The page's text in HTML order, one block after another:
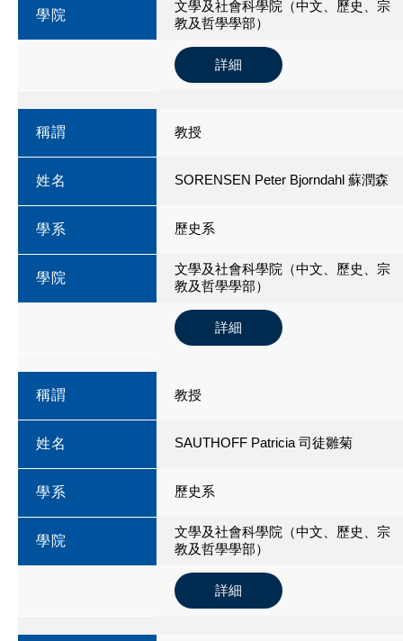
學院
文學及社會科學院（中文、歷史、宗
教及哲學學部）
詳細
稱謂 教授
姓名 SORENSEN Peter Bjorndahl 蘇潤森
學系 歷史系
學院
文學及社會科學院（中文、歷史、宗
教及哲學學部）
詳細
稱謂 教授
姓名 SAUTHOFF Patricia 司徒雛菊
學系 歷史系
學院
文學及社會科學院（中文、歷史、宗
教及哲學學部）
詳細